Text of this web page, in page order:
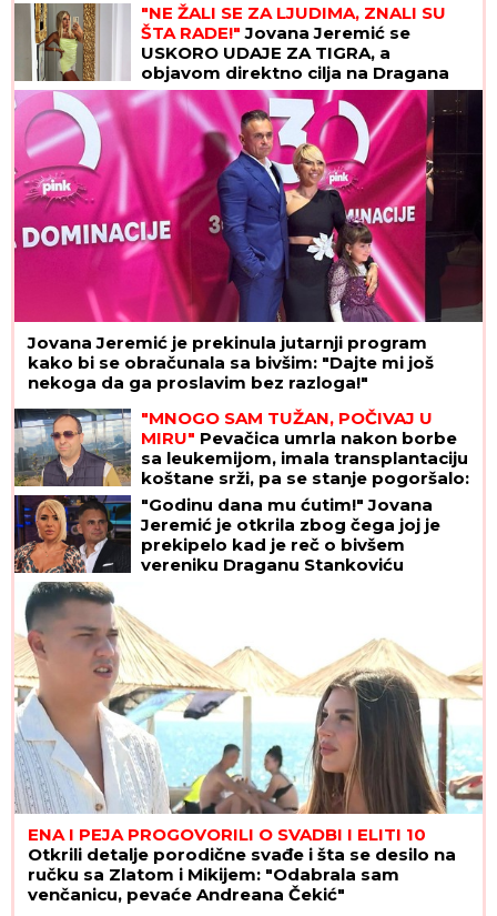
"NE ŽALI SE ZA LJUDIMA, ZNALI SU
ŠTA RADE!" Jovana Jeremić se
USKORO UDAJE ZA TIGRA, a
objavom direktno cilja na Dragana
Stankovića
Jovana Jeremić je prekinula jutarnji program
kako bi se obračunala sa bivšim: "Dajte mi još
nekoga da ga proslavim bez razloga!"
"MNOGO SAM TUŽAN, POČIVAJ U
MIRU" Pevačica umrla nakon borbe
sa leukemijom, imala transplantaciju
koštane srži, pa se stanje pogoršalo:
Emir Habibović se oprostio
"Godinu dana mu ćutim!" Jovana
Jeremić je otkrila zbog čega joj je
prekipelo kad je reč o bivšem
vereniku Draganu Stankoviću
ENA I PEJA PROGOVORILI O SVADBI I ELITI 10
Otkrili detalje porodične svađe i šta se desilo na
ručku sa Zlatom i Mikijem: "Odabrala sam
venčanicu, pevaće Andreana Čekić"